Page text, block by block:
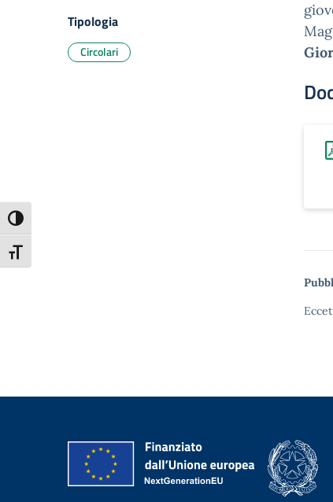
Attiva/disattiva alto contrasto
Attiva/disattiva dimensione testo
Tipologia
Circolari